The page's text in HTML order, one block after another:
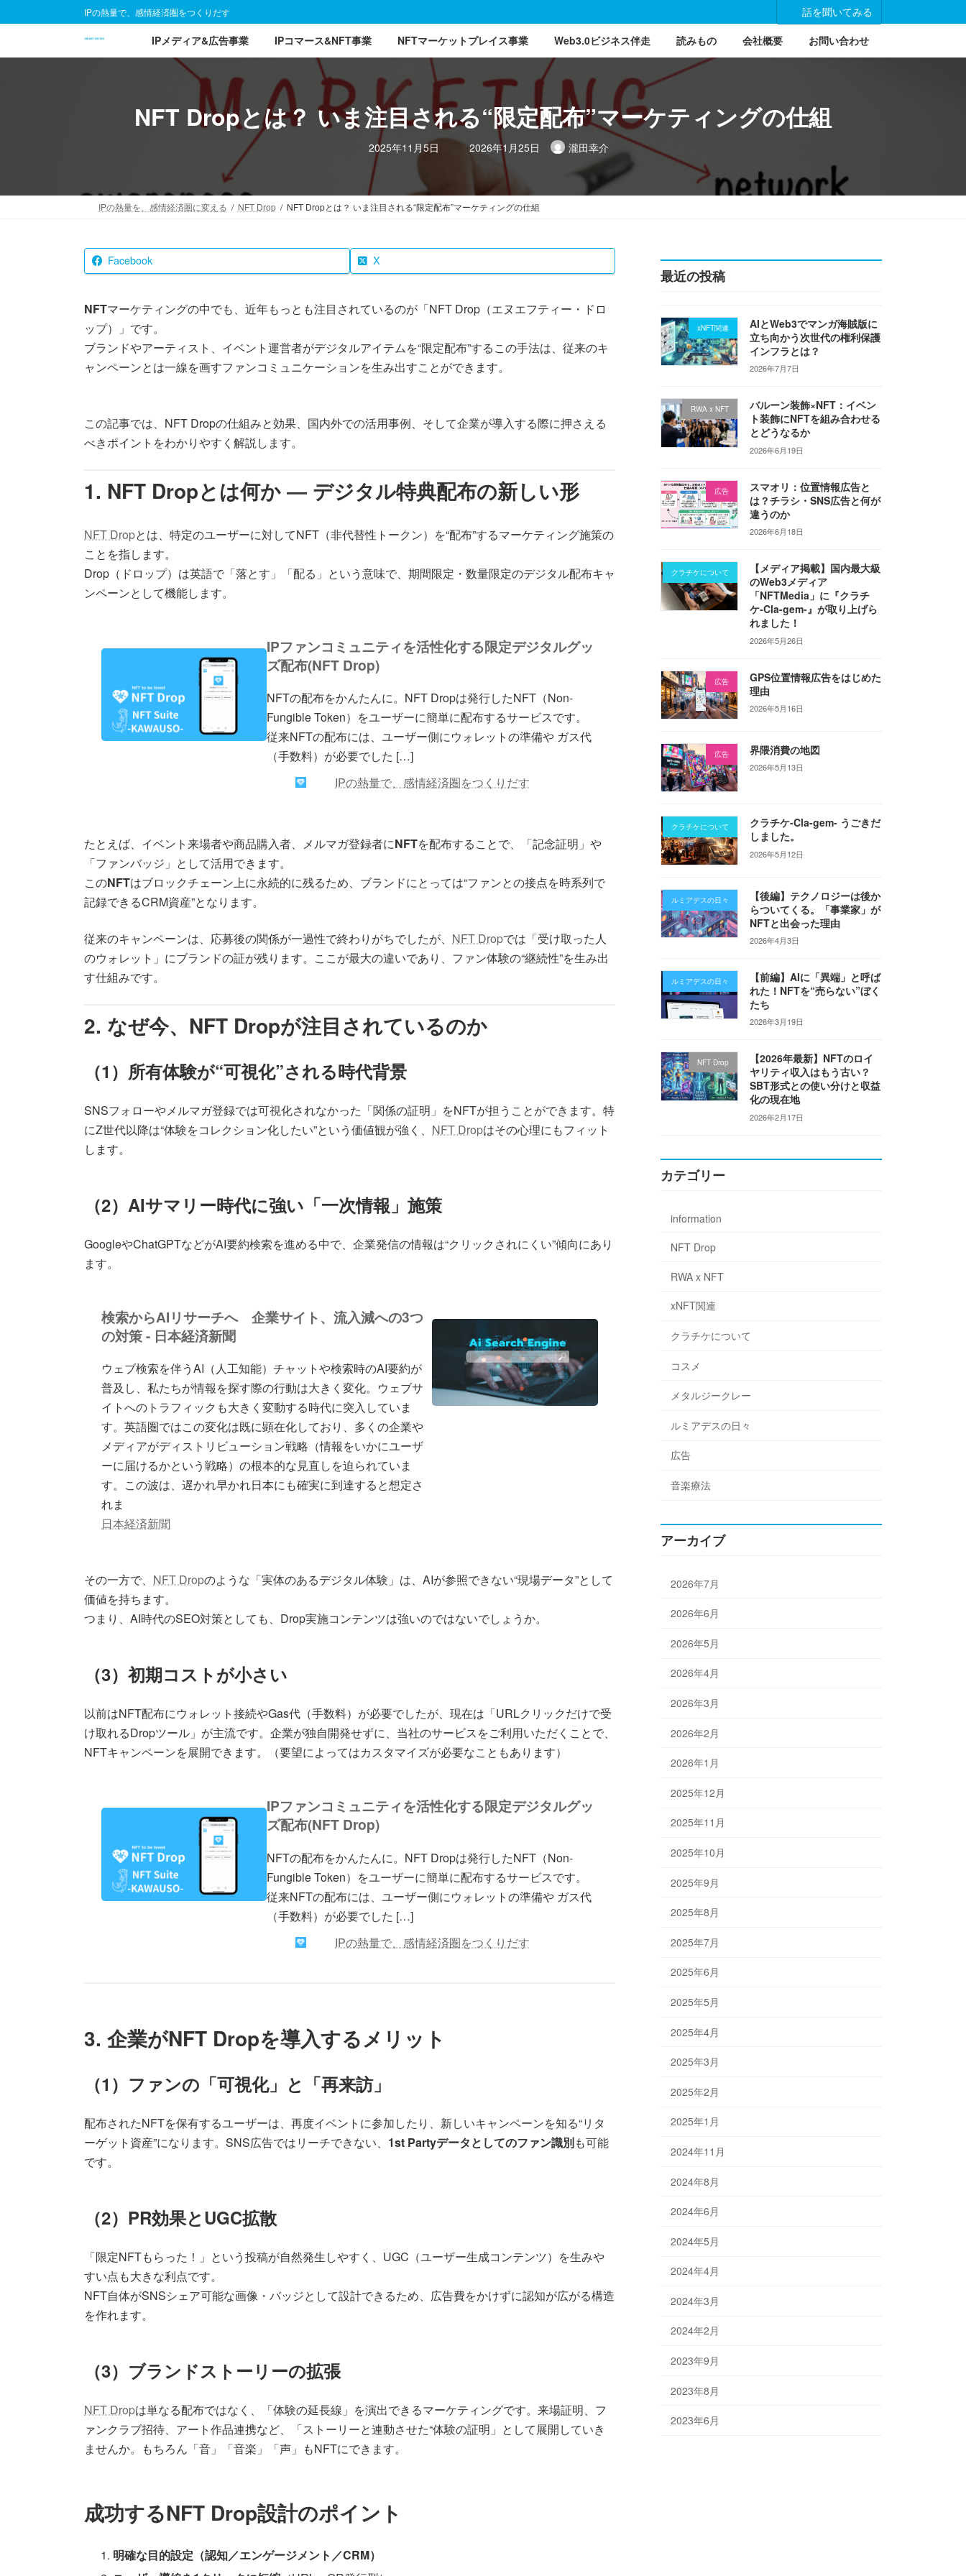
ン
ン
ビ
ー
IPの熱量で、感情経済圏をつくりだす
話を聞いてみる
IPメディア&広告事業
IPコマース&NFT事業 NFTマーケットプレイス事業 Web3.0ビジネス伴走 読みもの 会社概要 お問い合わせ
NFT Dropとは？ いま注目される“限定配布”マーケティングの仕組
2025年11月5日 最
終
時
2026年1月25日 瀧田幸介
IPの熱量を、感情経済圏に変える NFT Drop NFT Dropとは？ いま注目される“限定配布”マーケティングの仕組
Facebook X
NFTマーケティングの中でも、近年もっとも注目されているのが「NFT Drop（エヌエフティー・ドロ
ップ）」です。
ブランドやアーティスト、イベント運営者がデジタルアイテムを“限定配布”するこの手法は、従来のキ
ャンペーンとは一線を画すファンコミュニケーションを生み出すことができます。
この記事では、NFT Dropの仕組みと効果、国内外での活用事例、そして企業が導入する際に押さえる
べきポイントをわかりやすく解説します。
1. NFT Dropとは何か ― デジタル特典配布の新しい形
NFT Dropとは、特定のユーザーに対してNFT（非代替性トークン）を“配布”するマーケティング施策の
ことを指します。
Drop（ドロップ）は英語で「落とす」「配る」という意味で、期間限定・数量限定のデジタル配布キャ
ンペーンとして機能します。
IPファンコミュニティを活性化する限定デジタルグッ
ズ配布(NFT Drop)
NFTの配布をかんたんに。NFT Dropは発行したNFT（Non-
Fungible Token）をユーザーに簡単に配布するサービスです。
従来NFTの配布には、ユーザー側にウォレットの準備や ガス代
（手数料）が必要でした […]
IPの熱量で、感情経済圏をつくりだす
たとえば、イベント来場者や商品購入者、メルマガ登録者にNFTを配布することで、「記念証明」や
「ファンバッジ」として活用できます。
このNFTはブロックチェーン上に永続的に残るため、ブランドにとっては“ファンとの接点を時系列で
記録できるCRM資産”となります。
従来のキャンペーンは、応募後の関係が一過性で終わりがちでしたが、 NFT Dropでは「受け取った人
のウォレット」にブランドの証が残ります。ここが最大の違いであり、ファン体験の“継続性”を生み出
す仕組みです。
2. なぜ今、NFT Dropが注目されているのか
（1）所有体験が“可視化”される時代背景
SNSフォローやメルマガ登録では可視化されなかった「関係の証明」をNFTが担うことができます。特
にZ世代以降は“体験をコレクション化したい”という価値観が強く、 NFT Dropはその心理にもフィット
します。
（2）AIサマリー時代に強い「一次情報」施策
GoogleやChatGPTなどがAI要約検索を進める中で、企業発信の情報は“クリックされにくい”傾向にあり
ます。
検索からAIリサーチへ 企業サイト、流入減への3つ
の対策 - 日本経済新聞
ウェブ検索を伴うAI（人工知能）チャットや検索時のAI要約が
普及し、私たちが情報を探す際の行動は大きく変化。ウェブサ
イトへのトラフィックも大きく変動する時代に突入していま
す。英語圏ではこの変化は既に顕在化しており、多くの企業や
メディアがディストリビューション戦略（情報をいかにユーザ
ーに届けるかという戦略）の根本的な見直しを迫られていま
す。この波は、遅かれ早かれ日本にも確実に到達すると想定さ
れま
日本経済新聞
その一方で、 NFT Dropのような「実体のあるデジタル体験」は、AIが参照できない“現場データ”として
価値を持ちます。
つまり、AI時代のSEO対策としても、Drop実施コンテンツは強いのではないでしょうか。
（3）初期コストが小さい
以前はNFT配布にウォレット接続やGas代（手数料）が必要でしたが、現在は「URLクリックだけで受
け取れるDropツール」が主流です。企業が独自開発せずに、当社のサービスをご利用いただくことで、
NFTキャンペーンを展開できます。（要望によってはカスタマイズが必要なこともあります）
IPファンコミュニティを活性化する限定デジタルグッ
ズ配布(NFT Drop)
NFTの配布をかんたんに。NFT Dropは発行したNFT（Non-
Fungible Token）をユーザーに簡単に配布するサービスです。
従来NFTの配布には、ユーザー側にウォレットの準備や ガス代
（手数料）が必要でした […]
IPの熱量で、感情経済圏をつくりだす
3. 企業がNFT Dropを導入するメリット
（1）ファンの「可視化」と「再来訪」
配布されたNFTを保有するユーザーは、再度イベントに参加したり、新しいキャンペーンを知る“リタ
ーゲット資産”になります。SNS広告ではリーチできない、 1st Partyデータとしてのファン識別も可能
です。
（2）PR効果とUGC拡散
「限定NFTもらった！」という投稿が自然発生しやすく、UGC（ユーザー生成コンテンツ）を生みや
すい点も大きな利点です。
NFT自体がSNSシェア可能な画像・バッジとして設計できるため、広告費をかけずに認知が広がる構造
を作れます。
（3）ブランドストーリーの拡張
NFT Dropは単なる配布ではなく、「体験の延長線」を演出できるマーケティングです。来場証明、フ
ァンクラブ招待、アート作品連携など、「ストーリーと連動させた“体験の証明」として展開していき
ませんか。もちろん「音」「音楽」「声」もNFTにできます。
成功するNFT Drop設計のポイント
明確な目的設定（認知／エンゲージメント／CRM）
最近の投稿
xNFT関連
AIとWeb3でマンガ海賊版に
立ち向かう次世代の権利保護
インフラとは？
2026年7月7日
RWA x NFT
バルーン装飾×NFT：イベン
ト装飾にNFTを組み合わせる
とどうなるか
2026年6月19日
広告
スマオリ：位置情報広告と
は？チラシ・SNS広告と何が
違うのか
2026年6月18日
クラチケについて
【メディア掲載】国内最大級
のWeb3メディア
「NFTMedia」に『クラチ
ケ-Cla-gem-』が取り上げら
れました！
2026年5月26日
広告
GPS位置情報広告をはじめた
理由
2026年5月16日
広告 界隈消費の地図
2026年5月13日
クラチケについて
クラチケ-Cla-gem- うごきだ
しました。
2026年5月12日
ルミアデスの日々
【後編】テクノロジーは後か
らついてくる。「事業家」が
NFTと出会った理由
2026年4月3日
ルミアデスの日々
【前編】AIに「異端」と呼ば
れた！NFTを“売らない”ぼく
たち
2026年3月19日
NFT Drop
【2026年最新】NFTのロイ
ヤリティ収入はもう古い？
SBT形式との使い分けと収益
化の現在地
2026年2月17日
カテゴリー
information
NFT Drop
RWA x NFT
xNFT関連
クラチケについて
コスメ
メタルジークレー
ルミアデスの日々
広告
音楽療法
アーカイブ
2026年7月
2026年6月
2026年5月
2026年4月
2026年3月
2026年2月
2026年1月
2025年12月
2025年11月
2025年10月
2025年9月
2025年8月
2025年7月
2025年6月
2025年5月
2025年4月
2025年3月
2025年2月
2025年1月
2024年11月
2024年8月
2024年6月
2024年5月
2024年4月
2024年3月
2024年2月
2023年9月
2023年8月
2023年6月